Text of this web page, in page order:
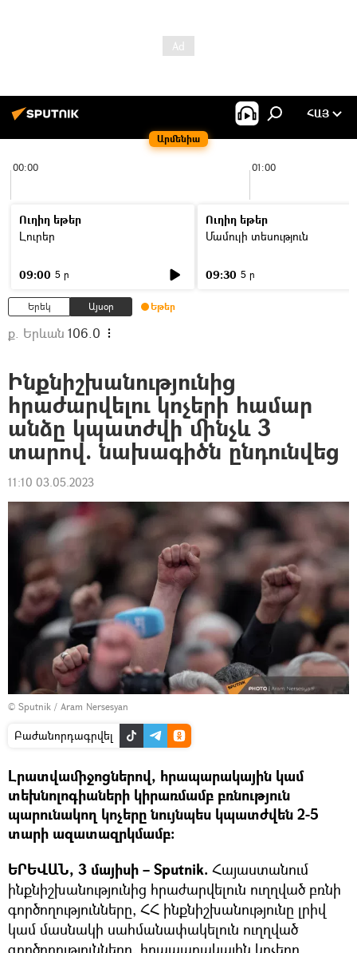
Արմենիա
ՀԱՅ
00:00 01:00
Ուղիղ եթեր
Լուրեր
09:00 5 ր
Ուղիղ եթեր
Մամուլի տեսություն
09:30 5 ր
Երեկ Այսօր Եթեր
ք. Երևան 106.0
Ինքնիշխանությունից
հրաժարվելու կոչերի համար
անձը կպատժվի մինչև 3
տարով. նախագիծն ընդունվեց
11:10 03.05.2023
© Sputnik / Aram Nersesyan
Բաժանորդագրվել
Լրատվամիջոցներով, հրապարակային կամ
տեխնոլոգիաների կիրառմամբ բռնություն
պարունակող կոչերը նույնպես կպատժվեն 2-5
տարի ազատազրկմամբ։
ԵՐԵՎԱՆ, 3 մայիսի – Sputnik. Հայաստանում
ինքնիշխանությունից հրաժարվելուն ուղղված բռնի
գործողությունները, ՀՀ ինքնիշխանությունը լրիվ
կամ մասնակի սահմանափակելուն ուղղված
գործողությունները, հրապարակային կոչերը